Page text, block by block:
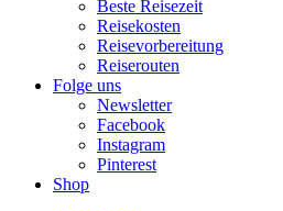
Beste Reisezeit
Reisekosten
Reisevorbereitung
Reiserouten
Folge uns
Newsletter
Facebook
Instagram
Pinterest
Shop